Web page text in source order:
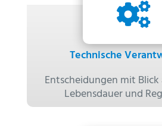

Technische
Entscheidungen mit
Lebensdauer und